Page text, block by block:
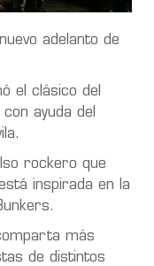
adelanto de
el clásico del
ayuda del
rockero que
inspirada en la
más
de distintos